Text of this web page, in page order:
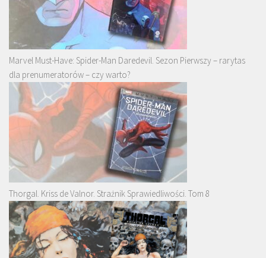
Marvel Must-Have: Spider-Man Daredevil. Sezon Pierwszy – rarytas
dla prenumeratorów – czy warto?
Thorgal. Kriss de Valnor. Strażnik Sprawiedliwości. Tom 8